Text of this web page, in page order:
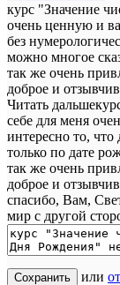
курс "Значение
очень ценную и
без
можно многое
так же очень
доброе и
Читать дальше
себе для меня
интересно то, что
только по дате
так же очень
доброе и
спасибо, Вам,
мир с другой
Сохранить или